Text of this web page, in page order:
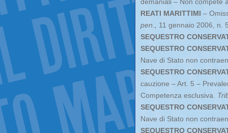
REATI MARITTIMI –
pen.,
11 gennaio 2006, n.
SEQUESTRO
SEQUESTRO
Nave di Stato non
SEQUESTRO
cauzione – Art. 5 –
Competenza esclusiva.
SEQUESTRO
Nave di Stato non
SEQUESTRO